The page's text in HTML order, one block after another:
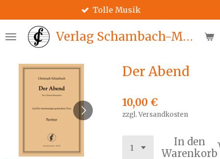
Hauptinhalt
springen
Verlag Schambach-Music
Tolle Musik
Der Abend
10,00 €
zzgl. Versandkosten
In den
Warenkorb